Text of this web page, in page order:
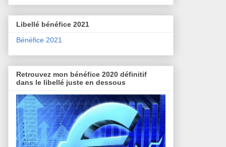
Libellé bénéfice 2021
Bénéfice 2021
Retrouvez mon bénéfice 2020 définitif
dans le libellé juste en dessous